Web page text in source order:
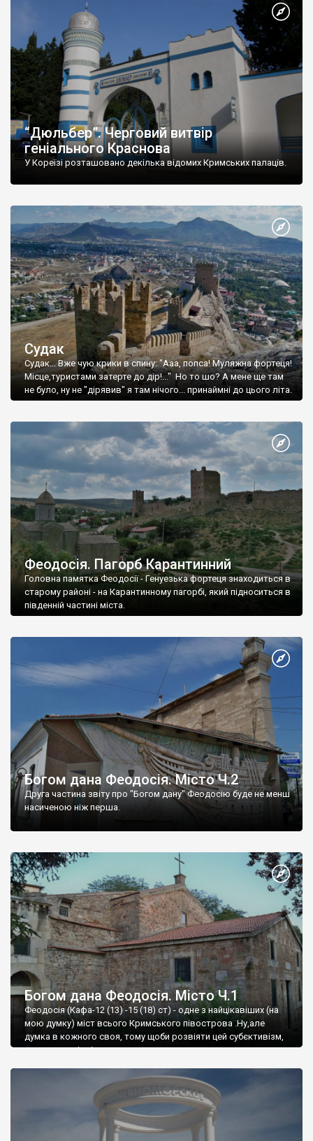
“Дюльбер”. Черговий витвір
геніального Краснова
У Кореїзі розташовано декілька відомих Кримських палаців.
Судак
Судак... Вже чую крики в спину: "Ааа, попса! Муляжна фортеця!
Місце,туристами затерте до дір!..." Но то шо? А мене ще там
не було, ну не "дірявив" я там нічого... принаймні до цього літа.
Феодосія. Пагорб Карантинний
Головна памятка Феодосії - Генуезька фортеця знаходиться в
старому районі - на Карантинному пагорбі, який підноситься в
південній частині міста.
Богом дана Феодосія. Місто Ч.2
Друга частина звіту про "Богом дану" Феодосію буде не менш
насиченою ніж перша.
Богом дана Феодосія. Місто Ч.1
Феодосія (Кафа-12 (13) -15 (18) ст) - одне з найцікавіших (на
мою думку) міст всього Кримського півострова .Ну,але
думка в кожного своя, тому щоби розвіяти цей субєктивізм,
запрошую відвідати це